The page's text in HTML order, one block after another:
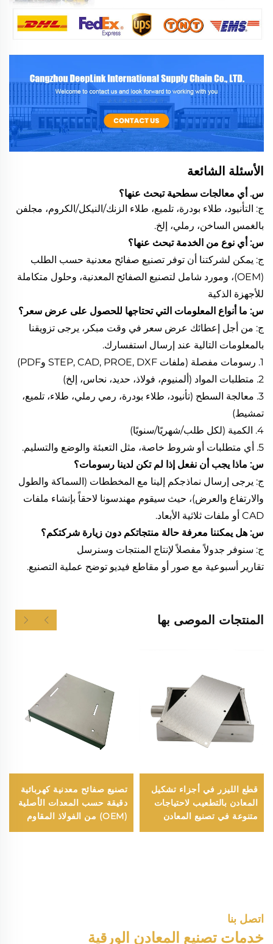
الأسئلة الشائعة
س. أي معالجات سطحية تبحث عنها؟
ج: التأنيود، طلاء بودرة، تلميع، طلاء الزنك/النيكل/الكروم، مجلفن
بالغمس الساخن، رملي، إلخ.
س: أي نوع من الخدمة تبحث عنها؟
ج: يمكن لشركتنا أن توفر تصنيع صفائح معدنية حسب الطلب
(OEM)، ومورد شامل لتصنيع الصفائح المعدنية، وحلول متكاملة
للأجهزة الذكية
س: ما أنواع المعلومات التي تحتاجها للحصول على عرض سعر؟
ج: من أجل إعطائك عرض سعر في وقت مبكر، يرجى تزويقنا
بالمعلومات التالية عند إرسال استفسارك.
1. رسومات مفصلة (ملفات STEP, CAD, PROE, DXF وPDF)
2. متطلبات المواد (ألمنيوم، فولاذ، حديد، نحاس، إلخ)
3. معالجة السطح (تأنيود، طلاء بودرة، رمي رملي، طلاء، تلميع،
تمشيط)
4. الكمية (لكل طلب/شهريًا/سنويًا)
5. أي متطلبات أو شروط خاصة، مثل التعبئة والوضع والتسليم.
س: ماذا يجب أن نفعل إذا لم تكن لدينا رسومات؟
ج: يرجى إرسال نماذجكم إلينا مع المخططات (السماكة والطول
والارتفاع والعرض)، حيث سيقوم مهندسونا لاحقاً بإنشاء ملفات
CAD أو ملفات ثلاثية الأبعاد.
س: هل يمكننا معرفة حالة منتجاتكم دون زيارة شركتكم؟
ج: سنوفر جدولاً مفصلاً لإنتاج المنتجات وسنرسل
تقارير أسبوعية مع صور أو مقاطع فيديو توضح عملية التصنيع.
المنتجات الموصى بها
قطع الليزر في أجزاء تشكيل
المعادن بالتطعيب لاحتياجات
متنوعة في تصنيع المعادن
تصنيع صفائح معدنية كهربائية
دقيقة حسب المعدات الأصلية
(OEM) من الفولاذ المقاوم
اتصل بنا
خدمات تصنيع المعادن الورقية